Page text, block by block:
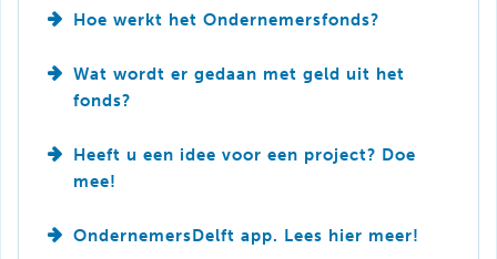
Hoe werkt het Ondernemersfonds?
Wat wordt er gedaan met geld uit het
fonds?
Heeft u een idee voor een project? Doe
mee!
OndernemersDelft app. Lees hier meer!